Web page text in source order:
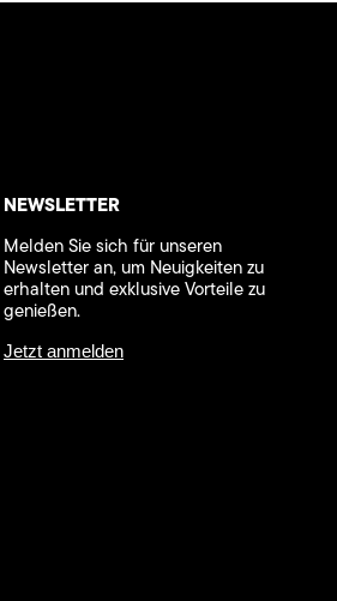
NEWSLETTER
Melden Sie sich für unseren
Newsletter an, um Neuigkeiten zu
erhalten und exklusive Vorteile zu
genießen.
Jetzt anmelden